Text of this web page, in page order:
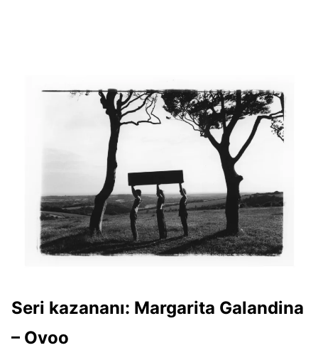
Seri kazananı: Margarita Galandina
– Ovoo